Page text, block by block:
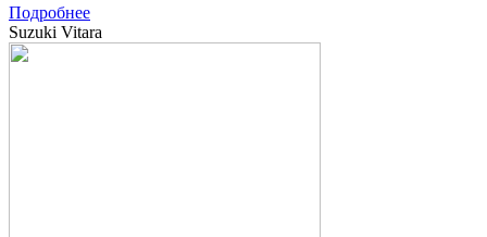
Подробнее
Suzuki Vitara